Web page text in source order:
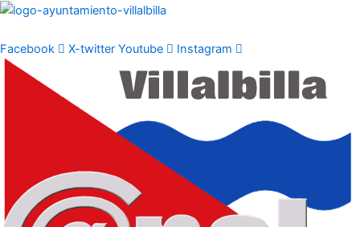
Ir
contenido
Facebook X-twitter Youtube Instagram